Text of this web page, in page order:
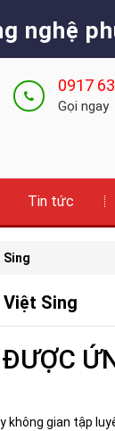
nghệ
0917
Gọi ngay
Tin tức
Sing
Việt Sing
không gian tập